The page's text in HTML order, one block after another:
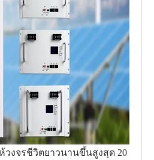
วงจรชีวิตยาวนานขึ้นสูงสุด 20